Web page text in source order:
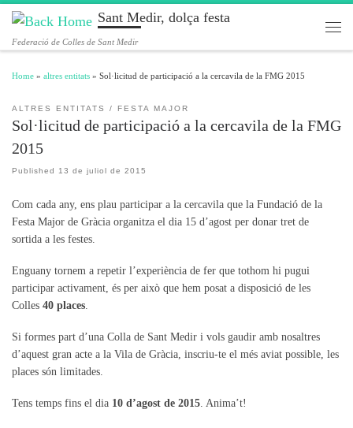
Skip to content Sant Medir, dolça festa
Federació de Colles de Sant Medir
Home » altres entitats » Sol·licitud de participació a la cercavila de la FMG 2015
ALTRES ENTITATS FESTA MAJOR
Sol·licitud de participació a la cercavila de la FMG
2015
Published 13 de juliol de 2015
Com cada any, ens plau participar a la cercavila que la Fundació de la
Festa Major de Gràcia organitza el dia 15 d’agost per donar tret de
sortida a les festes.
Enguany tornem a repetir l’experiència de fer que tothom hi pugui
participar activament, és per això que hem posat a disposició de les
Colles 40 places.
Si formes part d’una Colla de Sant Medir i vols gaudir amb nosaltres
d’aquest gran acte a la Vila de Gràcia, inscriu-te el més aviat possible, les
places són limitades.
Tens temps fins el dia 10 d’agost de 2015. Anima’t!